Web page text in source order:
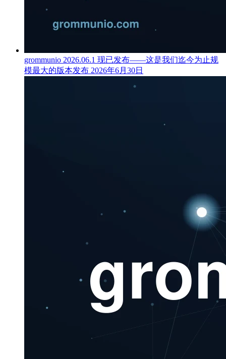
grommunio 2026.06.1 现已发布——这是我们迄今为止规
模最大的版本发布 2026年6月30日